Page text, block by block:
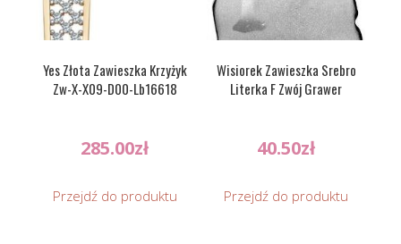
Yes Złota Zawieszka Krzyżyk
Zw-X-X09-D00-Lb16618
285.00zł
Przejdź do produktu
Wisiorek Zawieszka Srebro
Literka F Zwój Grawer
40.50zł
Przejdź do produktu